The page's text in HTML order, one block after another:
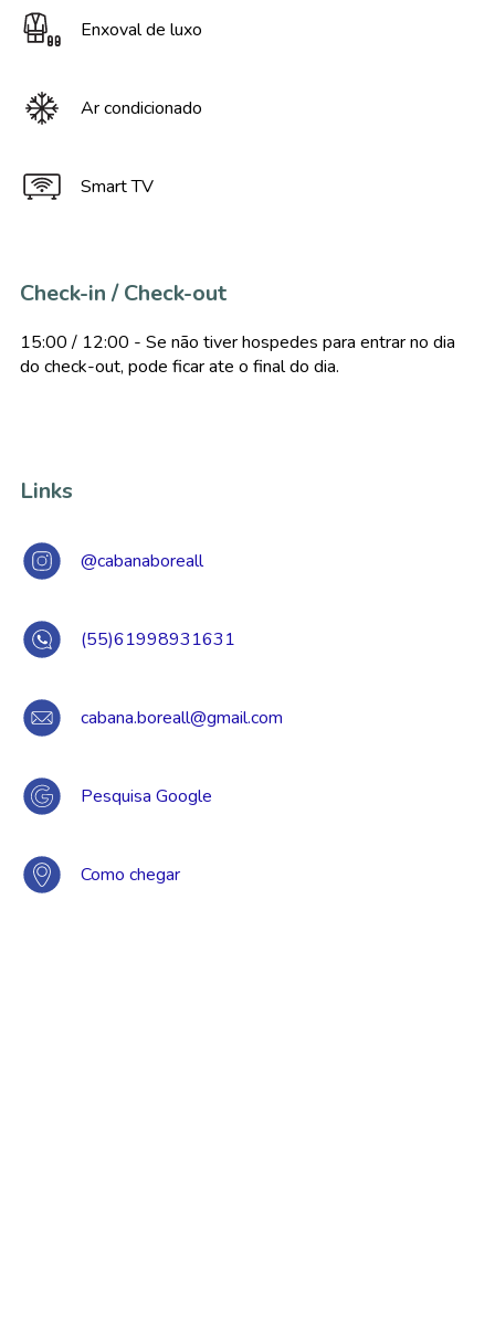
Enxoval de luxo
Ar condicionado
Smart TV
Check-in / Check-out
15:00 / 12:00 - Se não tiver hospedes para entrar no dia
do check-out, pode ficar ate o final do dia.
Links
@cabanaboreall
(55)61998931631
cabana.boreall@gmail.com
Pesquisa Google
Como chegar